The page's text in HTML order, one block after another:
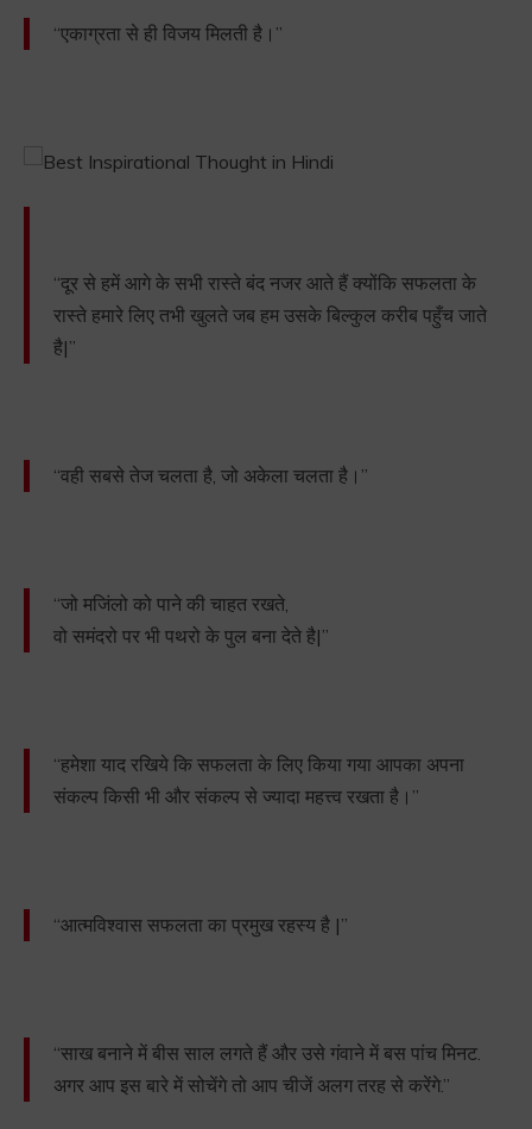
“एकाग्रता से ही विजय मिलती है।”
“दूर से हमें आगे के सभी रास्ते बंद नजर आते हैं क्योंकि सफलता के
रास्ते हमारे लिए तभी खुलते जब हम उसके बिल्कुल करीब पहुँच जाते
है|”
“वही सबसे तेज चलता है, जो अकेला चलता है।”
“जो मजिंलो को पाने की चाहत रखते,
वो समंदरो पर भी पथरो के पुल बना देते है|”
“हमेशा याद रखिये कि सफलता के लिए किया गया आपका अपना
संकल्प किसी भी और संकल्प से ज्यादा महत्त्व रखता है।”
“आत्मविश्वास सफलता का प्रमुख रहस्य है |”
“साख बनाने में बीस साल लगते हैं और उसे गंवाने में बस पांच मिनट.
अगर आप इस बारे में सोचेंगे तो आप चीजें अलग तरह से करेंगे.”